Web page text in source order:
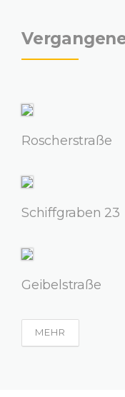
Roscherstraße
Schiffgraben 23
Geibelstraße
MEHR